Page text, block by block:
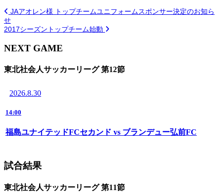
JAアオレン様 トップチームユニフォームスポンサー決定のお知ら
せ
2017シーズントップチーム始動
NEXT GAME
東北社会人サッカーリーグ 第12節
2026.8.30
14:00
福島ユナイテッドFCセカンド vs ブランデュー弘前FC
試合結果
東北社会人サッカーリーグ 第11節